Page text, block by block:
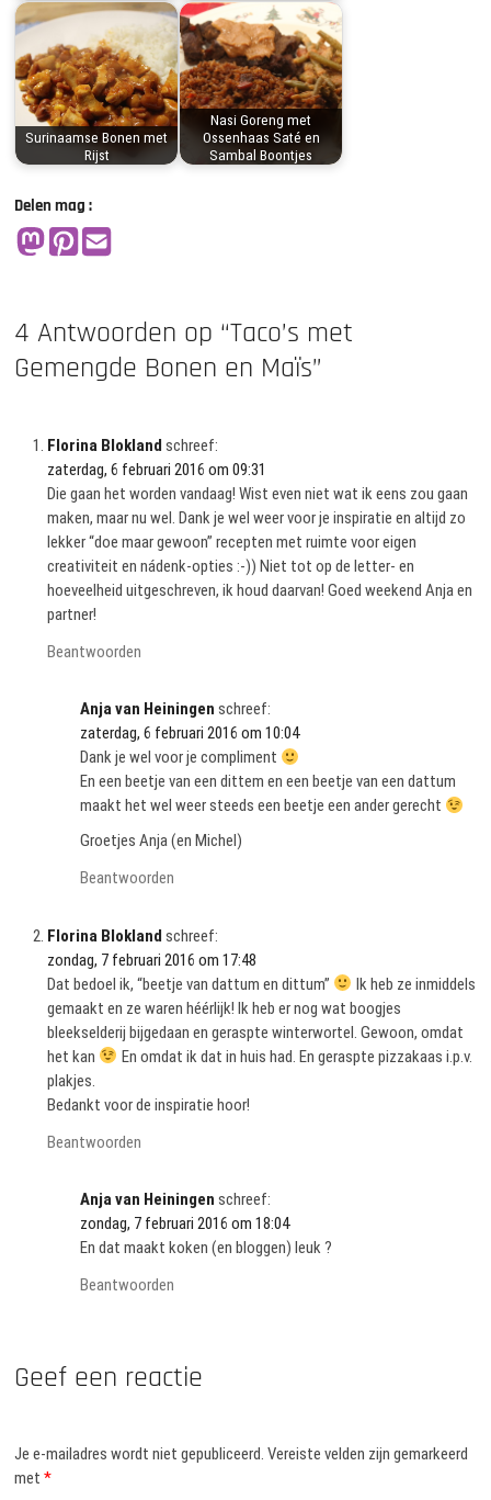
Surinaamse Bonen met
Rijst
Nasi Goreng met
Ossenhaas Saté en
Sambal Boontjes
Delen mag :
4 Antwoorden op “Taco’s met
Gemengde Bonen en Maïs”
Florina Blokland schreef:
zaterdag, 6 februari 2016 om 09:31
Die gaan het worden vandaag! Wist even niet wat ik eens zou gaan
maken, maar nu wel. Dank je wel weer voor je inspiratie en altijd zo
lekker “doe maar gewoon” recepten met ruimte voor eigen
creativiteit en nádenk-opties :-)) Niet tot op de letter- en
hoeveelheid uitgeschreven, ik houd daarvan! Goed weekend Anja en
partner!
Beantwoorden
Anja van Heiningen schreef:
zaterdag, 6 februari 2016 om 10:04
Dank je wel voor je compliment
En een beetje van een dittem en een beetje van een dattum
maakt het wel weer steeds een beetje een ander gerecht
Groetjes Anja (en Michel)
Beantwoorden
Florina Blokland schreef:
zondag, 7 februari 2016 om 17:48
Dat bedoel ik, “beetje van dattum en dittum”
Ik heb ze inmiddels
gemaakt en ze waren héérlijk! Ik heb er nog wat boogjes
bleekselderij bijgedaan en geraspte winterwortel. Gewoon, omdat
het kan
En omdat ik dat in huis had. En geraspte pizzakaas i.p.v.
plakjes.
Bedankt voor de inspiratie hoor!
Beantwoorden
Anja van Heiningen schreef:
zondag, 7 februari 2016 om 18:04
En dat maakt koken (en bloggen) leuk ?
Beantwoorden
Geef een reactie
Je e-mailadres wordt niet gepubliceerd. Vereiste velden zijn gemarkeerd
met*